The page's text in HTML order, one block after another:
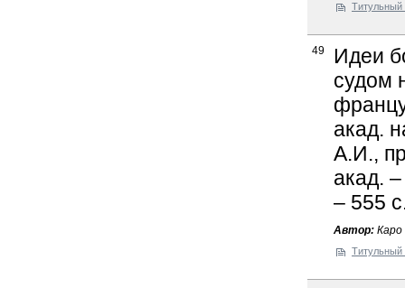
Титульный
49
Идеи
судом
акад.
А.И.,
акад.
– 555
Автор: Каро
Титульный